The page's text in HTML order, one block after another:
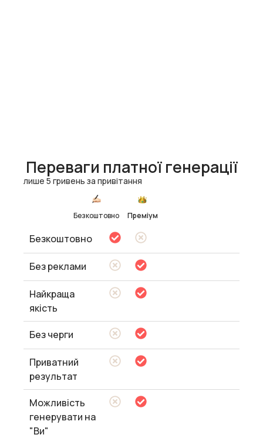
Переваги платної генерації
лише 5 гривень за привітання
Безкоштовно Преміум
Безкоштовно
Без реклами
Найкраща
якість
Без черги
Приватний
результат
Можливість
генерувати на
"Ви"